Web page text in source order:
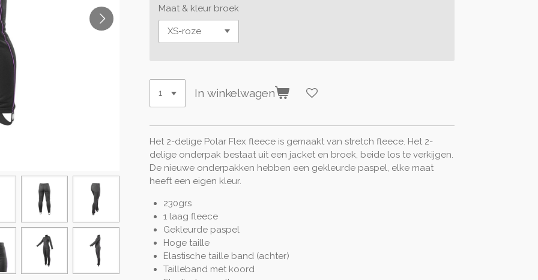
Maat & kleur broek
In winkelwagen
Het 2-delige Polar Flex fleece is gemaakt van stretch fleece. Het 2-
delige onderpak bestaat uit een jacket en broek, beide los te verkijgen.
De nieuwe onderpakken hebben een gekleurde paspel, elke maat
heeft een eigen kleur.
230grs
1 laag fleece
Gekleurde paspel
Hoge taille
Elastische taille band (achter)
Tailleband met koord